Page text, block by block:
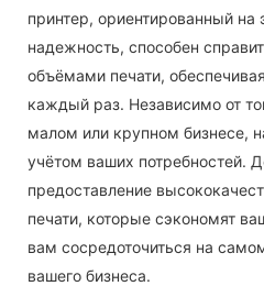
принтер, ориентированный на
надежность, способен
объёмами печати,
каждый раз. Независимо от
малом или крупном бизнесе,
учётом ваших потребностей.
предоставление
печати, которые сэкономят
вам сосредоточиться на
вашего бизнеса.